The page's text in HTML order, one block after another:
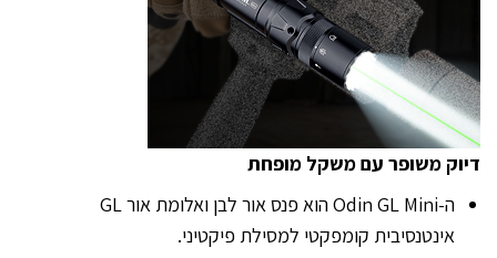
דיוק משופר עם משקל מופחת
ה-Odin GL Mini הוא פנס אור לבן ואלומת אור GL
אינטנסיבית קומפקטי למסילת פיקטיני.